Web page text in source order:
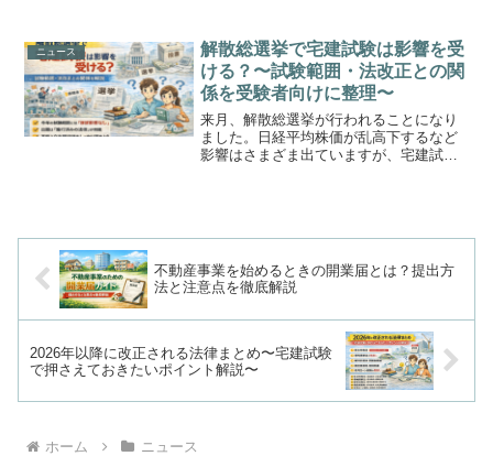
示すかもしれない非常に重要なデータに
ついて解説します。東...
ニュース
解散総選挙で宅建試験は影響を受
ける？〜試験範囲・法改正との関
係を受験者向けに整理〜
来月、解散総選挙が行われることになり
ました。日経平均株価が乱高下するなど
影響はさまざま出ていますが、宅建試験
不動産事業を始めるときの開業届とは？提出方
法と注意点を徹底解説
2026年以降に改正される法律まとめ〜宅建試験
で押さえておきたいポイント解説〜
ホーム ニュース